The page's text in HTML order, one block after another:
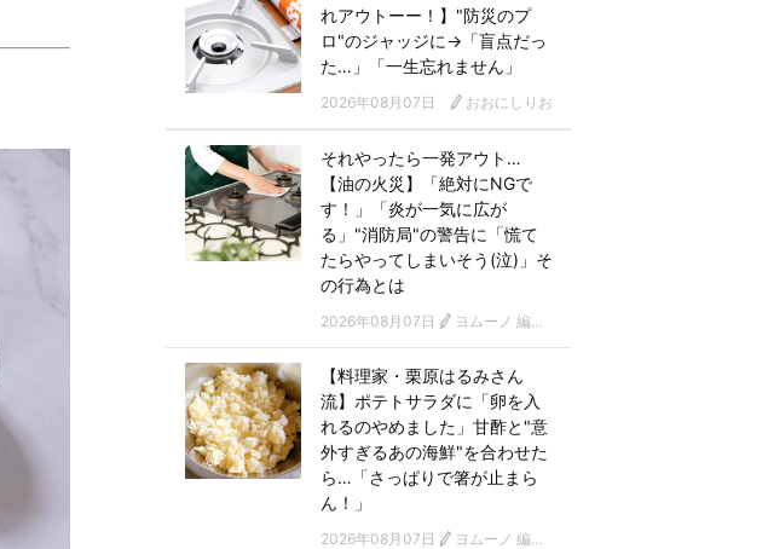
れアウトーー！】"防災のプ
ロ"のジャッジに→「盲点だっ
た…」「一生忘れません」
2026年08月07日 おおにしりお
それやったら一発アウト…
【油の火災】「絶対にNGで
す！」「炎が一気に広が
る」"消防局"の警告に「慌て
たらやってしまいそう(泣)」そ
の行為とは
2026年08月07日 ヨムーノ 編集部
【料理家・栗原はるみさん
流】ポテトサラダに「卵を入
れるのやめました」甘酢と"意
外すぎるあの海鮮"を合わせた
ら…「さっぱりで箸が止まら
ん！」
2026年08月07日 ヨムーノ 編集部